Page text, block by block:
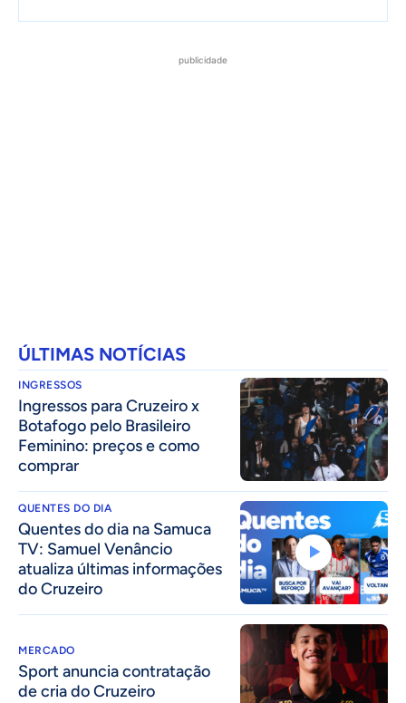
publicidade
ÚLTIMAS NOTÍCIAS
INGRESSOS
Ingressos para Cruzeiro x
Botafogo pelo Brasileiro
Feminino: preços e como
comprar
QUENTES DO DIA
Quentes do dia na Samuca
TV: Samuel Venâncio
atualiza últimas informações
do Cruzeiro
MERCADO
Sport anuncia contratação
de cria do Cruzeiro